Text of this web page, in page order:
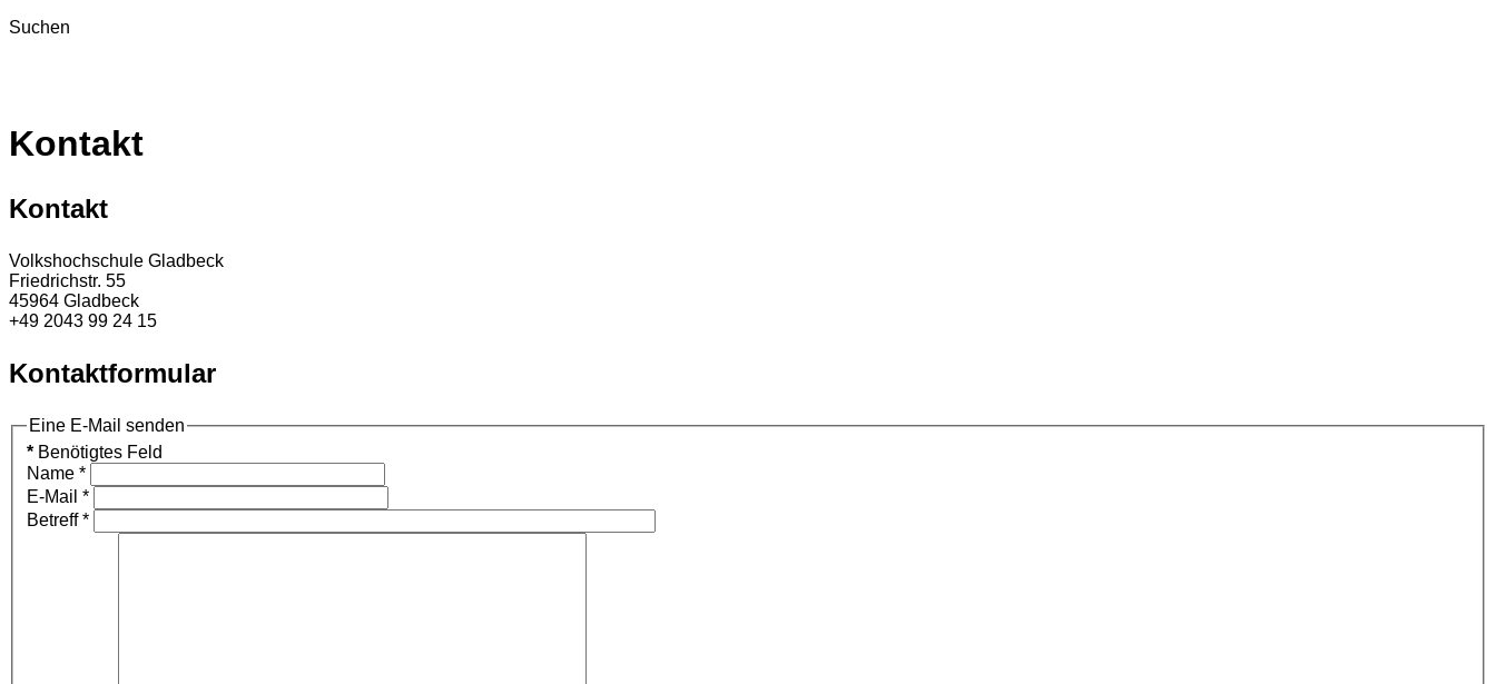
Suchen
Kontakt
Kontakt
Volkshochschule Gladbeck
Friedrichstr. 55
45964 Gladbeck
+49 2043 99 24 15
Kontaktformular
Eine E-Mail senden
* Benötigtes Feld
Name *
E-Mail *
Betreff*